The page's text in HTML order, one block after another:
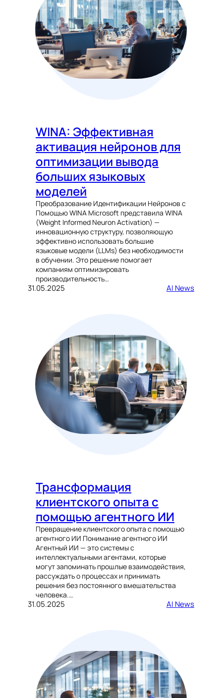
WINA: Эффективная
активация нейронов для
оптимизации вывода
больших языковых
моделей
Преобразование Идентификации Нейронов с
Помощью WINA Microsoft представила WINA
(Weight Informed Neuron Activation) —
инновационную структуру, позволяющую
эффективно использовать большие
языковые модели (LLMs) без необходимости
в обучении. Это решение помогает
компаниям оптимизировать
производительность…
31.05.2025 AI News
Трансформация
клиентского опыта с
помощью агентного ИИ
Превращение клиентского опыта с помощью
агентного ИИ Понимание агентного ИИ
Агентный ИИ — это системы с
интеллектуальными агентами, которые
могут запоминать прошлые взаимодействия,
рассуждать о процессах и принимать
решения без постоянного вмешательства
человека.…
31.05.2025 AI News